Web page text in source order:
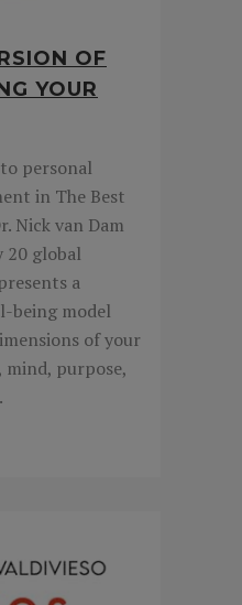
OF
YOUR
personal
in The Best
Nick van Dam
20 global
a
being model
of your
purpose,